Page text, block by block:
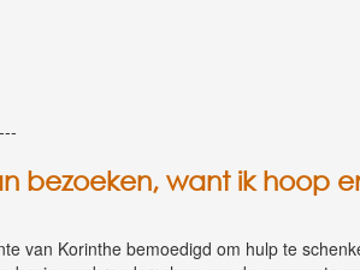
bezoeken, want ik hoop
van Korinthe bemoedigd om hulp te